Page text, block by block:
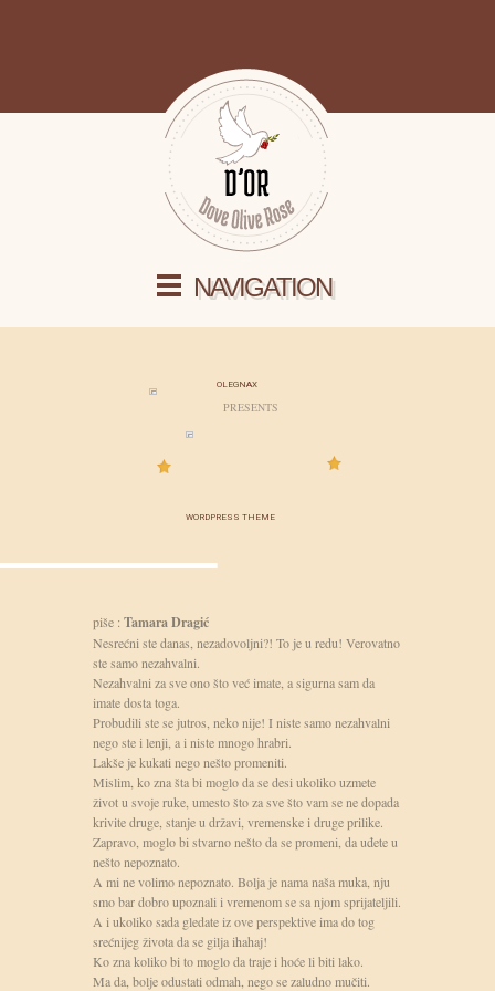
NAVIGATION
OLEGNAX
WORDPRESS THEME
PRESENTS
piše : Tamara Dragić
Nesrećni ste danas, nezadovoljni?! To je u redu! Verovatno
ste samo nezahvalni.
Nezahvalni za sve ono što već imate, a sigurna sam da
imate dosta toga.
Probudili ste se jutros, neko nije! I niste samo nezahvalni
nego ste i lenji, a i niste mnogo hrabri.
Lakše je kukati nego nešto promeniti.
Mislim, ko zna šta bi moglo da se desi ukoliko uzmete
život u svoje ruke, umesto što za sve što vam se ne dopada
krivite druge, stanje u državi, vremenske i druge prilike.
Zapravo, moglo bi stvarno nešto da se promeni, da uđete u
nešto nepoznato.
A mi ne volimo nepoznato. Bolja je nama naša muka, nju
smo bar dobro upoznali i vremenom se sa njom sprijateljili.
A i ukoliko sada gledate iz ove perspektive ima do tog
srećnijeg života da se gilja ihahaj!
Ko zna koliko bi to moglo da traje i hoće li biti lako.
Ma da, bolje odustati odmah, nego se zaludno mučiti.